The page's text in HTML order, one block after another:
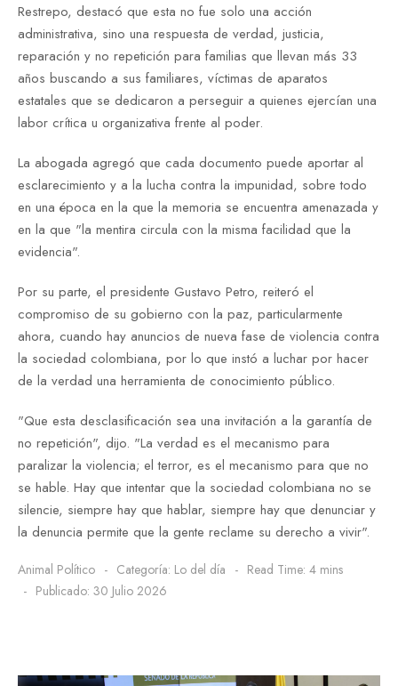
Restrepo, destacó que esta no fue solo una acción
administrativa, sino una respuesta de verdad, justicia,
reparación y no repetición para familias que llevan más 33
años buscando a sus familiares, víctimas de aparatos
estatales que se dedicaron a perseguir a quienes ejercían una
labor crítica u organizativa frente al poder.
La abogada agregó que cada documento puede aportar al
esclarecimiento y a la lucha contra la impunidad, sobre todo
en una época en la que la memoria se encuentra amenazada y
en la que "la mentira circula con la misma facilidad que la
evidencia".
Por su parte, el presidente Gustavo Petro, reiteró el
compromiso de su gobierno con la paz, particularmente
ahora, cuando hay anuncios de nueva fase de violencia contra
la sociedad colombiana, por lo que instó a luchar por hacer
de la verdad una herramienta de conocimiento público.
"Que esta desclasificación sea una invitación a la garantía de
no repetición", dijo. "La verdad es el mecanismo para
paralizar la violencia; el terror, es el mecanismo para que no
se hable. Hay que intentar que la sociedad colombiana no se
silencie, siempre hay que hablar, siempre hay que denunciar y
la denuncia permite que la gente reclame su derecho a vivir".
Animal Político Categoría: Lo del día
Read Time: 4 mins
Publicado: 30 Julio 2026